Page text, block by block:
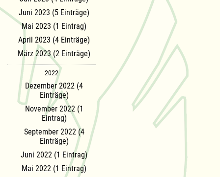
Juni 2023 (5 Einträge)
Mai 2023 (1 Eintrag)
April 2023 (4 Einträge)
März 2023 (2 Einträge)
2022
Dezember 2022 (4
Einträge)
November 2022 (1
Eintrag)
September 2022 (4
Einträge)
Juni 2022 (1 Eintrag)
Mai 2022 (1 Eintrag)